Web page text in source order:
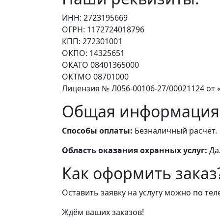
ИНН: 2723195669
ОГРН: 1172724018796
КПП: 272301001
ОКПО: 14325651
ОКАТО 08401365000
ОКТМО 08701000
Лицензия № Л056-00106-27/00021124 от
Общая
Способы оплаты: Безналичный расчёт.
Область оказания охранных услуг:
Как оформить
Оставить заявку на услугу можно по
Ждём ваших заказов!